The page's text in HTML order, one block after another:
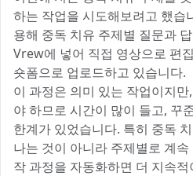
하는 작업을 시도해보려고 했습
용해 중독 치유 주제별 질문과
Vrew에 넣어 직접 영상으로 편
숏폼으로 업로드하고 있습니다.
이 과정은 의미 있는 작업이지
야 하므로 시간이 많이 들고, 꾸
한계가 있었습니다. 특히 중독
나는 것이 아니라 주제별로 계
작 과정을 자동화하면 더 지속